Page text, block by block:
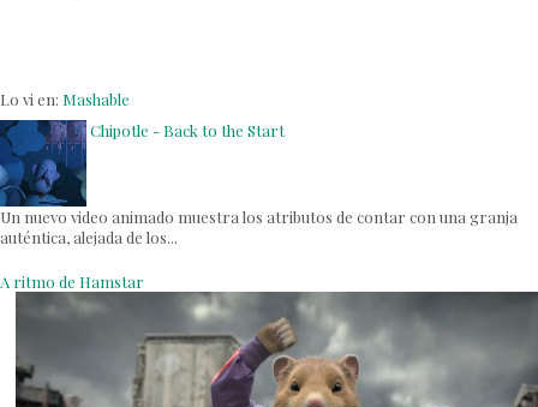
Lo vi en: Mashable
Chipotle - Back to the Start
Un nuevo video animado muestra los atributos de contar con una granja
auténtica, alejada de los...
A ritmo de Hamstar